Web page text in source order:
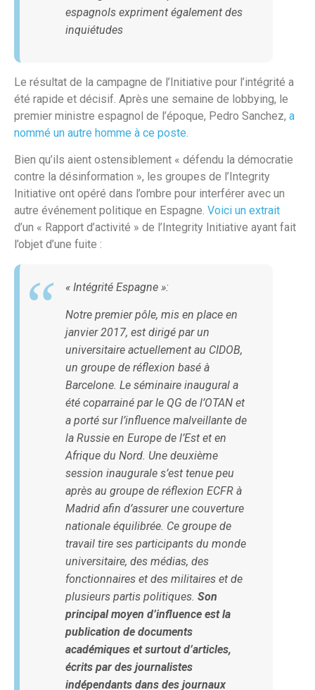
espagnols expriment également des
inquiétudes
Le résultat de la campagne de l’Initiative pour l’intégrité a
été rapide et décisif. Après une semaine de lobbying, le
premier ministre espagnol de l’époque, Pedro Sanchez, a
nommé un autre homme à ce poste.
Bien qu’ils aient ostensiblement « défendu la démocratie
contre la désinformation », les groupes de l’Integrity
Initiative ont opéré dans l’ombre pour interférer avec un
autre événement politique en Espagne. Voici un extrait
d’un « Rapport d’activité » de l’Integrity Initiative ayant fait
l’objet d’une fuite :
« Intégrité Espagne »:
Notre premier pôle, mis en place en
janvier 2017, est dirigé par un
universitaire actuellement au CIDOB,
un groupe de réflexion basé à
Barcelone. Le séminaire inaugural a
été coparrainé par le QG de l’OTAN et
a porté sur l’influence malveillante de
la Russie en Europe de l’Est et en
Afrique du Nord. Une deuxième
session inaugurale s’est tenue peu
après au groupe de réflexion ECFR à
Madrid afin d’assurer une couverture
nationale équilibrée. Ce groupe de
travail tire ses participants du monde
universitaire, des médias, des
fonctionnaires et des militaires et de
plusieurs partis politiques. Son
principal moyen d’influence est la
publication de documents
académiques et surtout d’articles,
écrits par des journalistes
indépendants dans des journaux